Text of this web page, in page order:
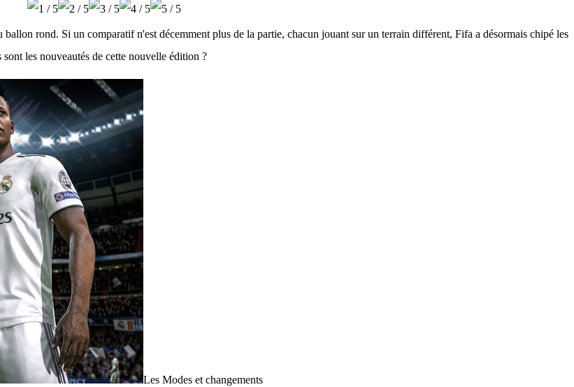
rond. Si un comparatif n'est décemment plus de la partie, chacun jouant sur un terrain différent, Fifa a désormais chipé les
les nouveautés de cette nouvelle édition ?
Les Modes et changements